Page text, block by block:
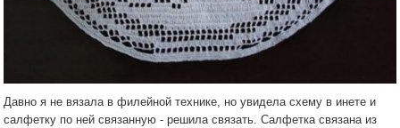
Давно я не вязала в филейной технике, но увидела схему в инете и
салфетку по ней связанную - решила связать. Салфетка связана из